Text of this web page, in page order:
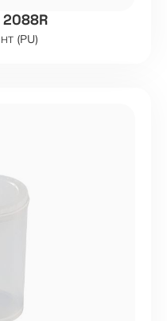
HT(PU)